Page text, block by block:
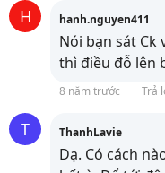
H hanh.nguyen411
Nói bạn sát Ck
thì điều đỗ lên
8 năm trước Trả
T ThanhLavie
Dạ. Có cách